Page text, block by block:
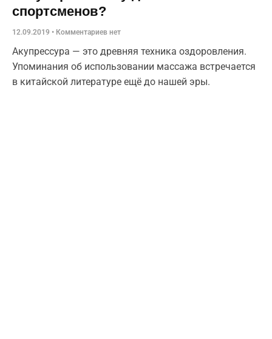
спортсменов?
12.09.2019 Комментариев нет
Акупрессура — это древняя техника оздоровления.
Упоминания об использовании массажа встречается
в китайской литературе ещё до нашей эры.